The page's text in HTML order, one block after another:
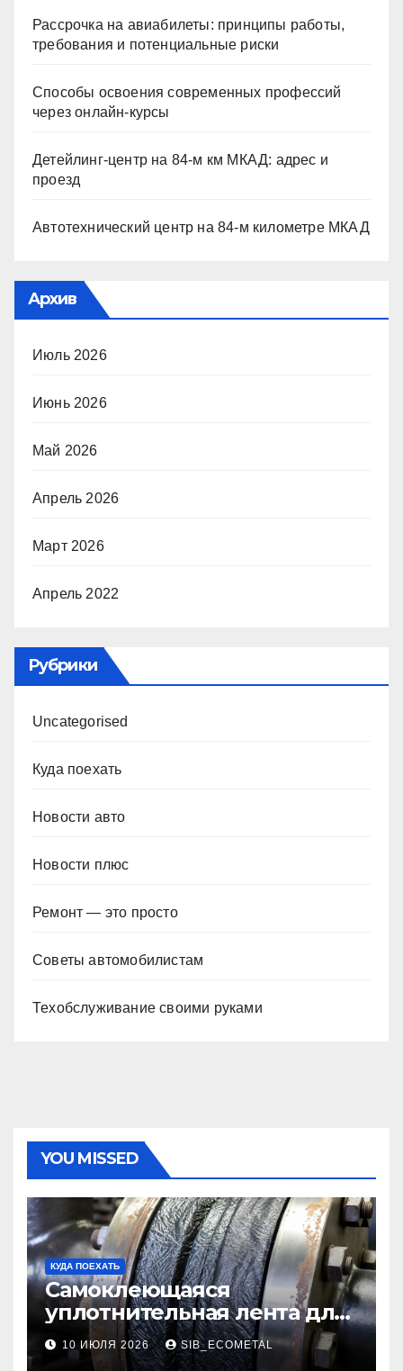
Рассрочка на авиабилеты: принципы работы,
требования и потенциальные риски
Способы освоения современных профессий
через онлайн-курсы
Детейлинг-центр на 84-м км МКАД: адрес и
проезд
Автотехнический центр на 84-м километре МКАД
Архив
Июль 2026
Июнь 2026
Май 2026
Апрель 2026
Март 2026
Апрель 2022
Рубрики
Uncategorised
Куда поехать
Новости авто
Новости плюс
Ремонт — это просто
Советы автомобилистам
Техобслуживание своими руками
YOU MISSED
КУДА ПОЕХАТЬ
Самоклеющаяся
уплотнительная лента для
огнезащиты фланцевых
соединений
10 ИЮЛЯ 2026 SIB_ECOMETAL